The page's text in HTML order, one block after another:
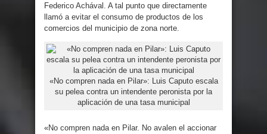
Federico Achával. A tal punto que directamente
llamó a evitar el consumo de productos de los
comercios del municipio de zona norte.
«No compren nada en Pilar»: Luis Caputo escala
su pelea contra un intendente peronista por la
aplicación de una tasa municipal
«No compren nada en Pilar. No avalen el accionar